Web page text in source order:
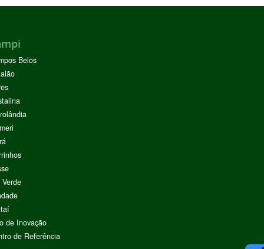
Belos
de Inovação
de Referência